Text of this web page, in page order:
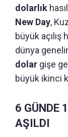
dolarlık
New Day,
büyük açılış
dünya
dolar gişe
büyük ikinci
6 GÜNDE
AŞILDI